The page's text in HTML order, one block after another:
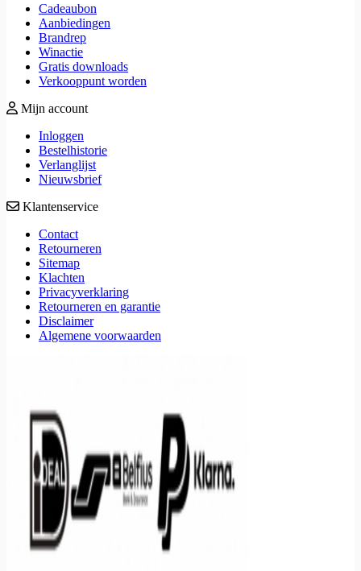
Cadeaubon
Aanbiedingen
Brandrep
Winactie
Gratis downloads
Verkooppunt worden
Mijn account
Inloggen
Bestelhistorie
Verlanglijst
Nieuwsbrief
Klantenservice
Contact
Retourneren
Sitemap
Klachten
Privacyverklaring
Retourneren en garantie
Disclaimer
Algemene voorwaarden